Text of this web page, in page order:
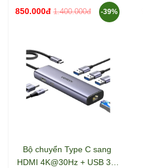
1Gbps + Card Reader + PD
100w Ugreen 15600
850.000đ 1.400.000đ -39%
Bộ chuyển Type C sang
HDMI 4K@30Hz + USB 3.0